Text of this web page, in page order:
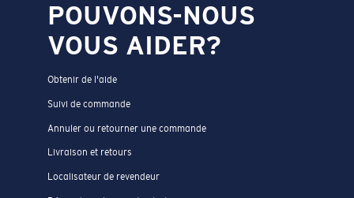
POUVONS-NOUS
VOUS AIDER?
Obtenir de l'aide
Suivi de commande
Annuler ou retourner une commande
Livraison et retours
Localisateur de revendeur